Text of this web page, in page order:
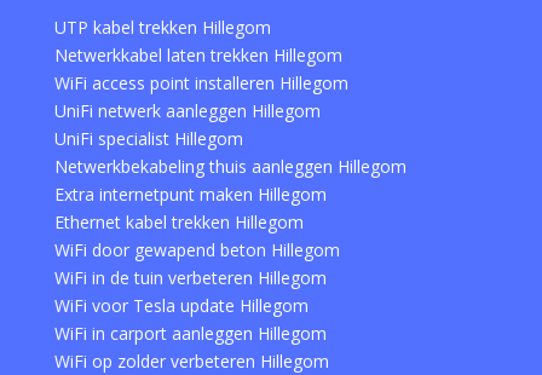
UTP kabel trekken Hillegom
Netwerkkabel laten trekken Hillegom
WiFi access point installeren Hillegom
UniFi netwerk aanleggen Hillegom
UniFi specialist Hillegom
Netwerkbekabeling thuis aanleggen Hillegom
Extra internetpunt maken Hillegom
Ethernet kabel trekken Hillegom
WiFi door gewapend beton Hillegom
WiFi in de tuin verbeteren Hillegom
WiFi voor Tesla update Hillegom
WiFi in carport aanleggen Hillegom
WiFi op zolder verbeteren Hillegom